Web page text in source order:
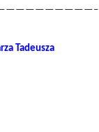
Tadeusza